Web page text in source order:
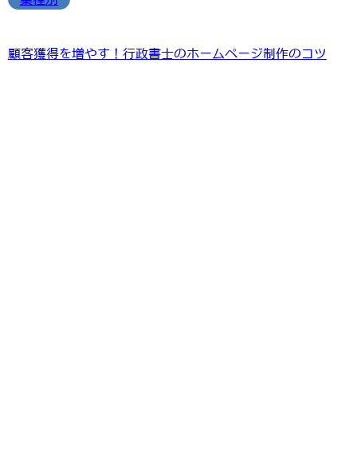
顧客獲得を増やす！行政書士のホームページ制作のコツ